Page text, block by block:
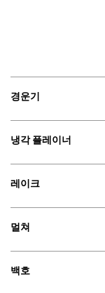
경운기
냉각 플레이너
레이크
멀쳐
백호